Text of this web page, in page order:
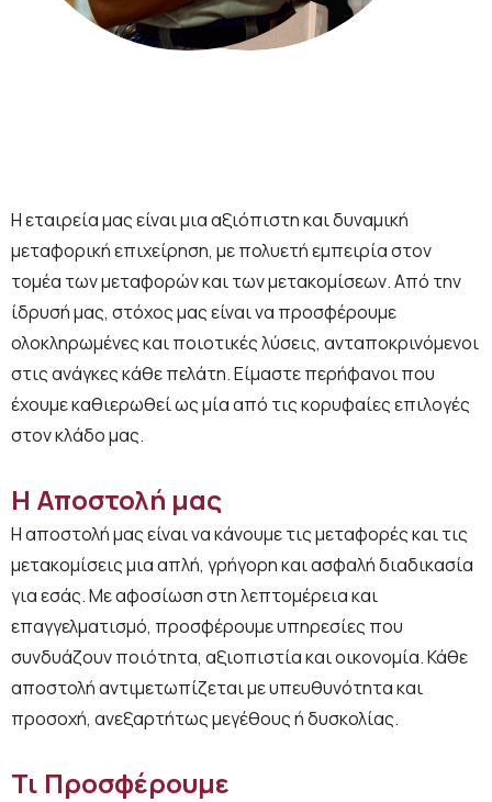
Η εταιρεία μας είναι μια αξιόπιστη και δυναμική
μεταφορική επιχείρηση, με πολυετή εμπειρία στον
τομέα των μεταφορών και των μετακομίσεων. Από την
ίδρυσή μας, στόχος μας είναι να προσφέρουμε
ολοκληρωμένες και ποιοτικές λύσεις, ανταποκρινόμενοι
στις ανάγκες κάθε πελάτη. Είμαστε περήφανοι που
έχουμε καθιερωθεί ως μία από τις κορυφαίες επιλογές
στον κλάδο μας.
Η Αποστολή μας
Η αποστολή μας είναι να κάνουμε τις μεταφορές και τις
μετακομίσεις μια απλή, γρήγορη και ασφαλή διαδικασία
για εσάς. Με αφοσίωση στη λεπτομέρεια και
επαγγελματισμό, προσφέρουμε υπηρεσίες που
συνδυάζουν ποιότητα, αξιοπιστία και οικονομία. Κάθε
αποστολή αντιμετωπίζεται με υπευθυνότητα και
προσοχή, ανεξαρτήτως μεγέθους ή δυσκολίας.
Τι Προσφέρουμε